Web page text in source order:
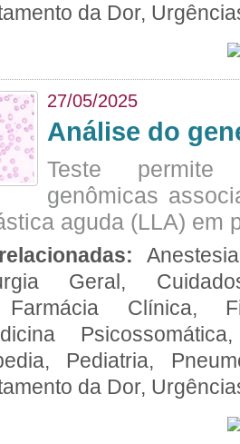
da Dor,
27/05/2025
Análise do
Teste permite
genômicas
aguda (LLA) em
Geral,
Farmácia Clínica,
Pediatria,
da Dor,